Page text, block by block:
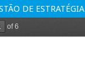
DE ESTRATÉGIA